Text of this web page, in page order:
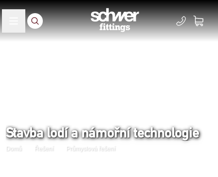
Stavba lodí a námořní technologie
Domů Řešení Průmyslová řešení